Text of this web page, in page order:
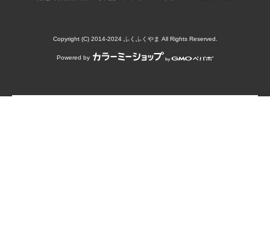
Copyright (C) 2014-2024 ふくふくやま All Rights Reserved.
Powered by